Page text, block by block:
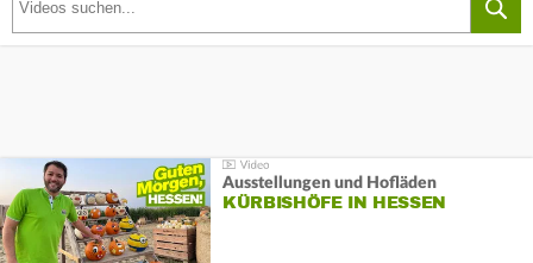
Ausstellungen und Hofläden
KÜRBISHÖFE IN HESSEN